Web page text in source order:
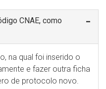
CNAE, como
na qual foi inserido o
e fazer outra ficha
de protocolo novo.